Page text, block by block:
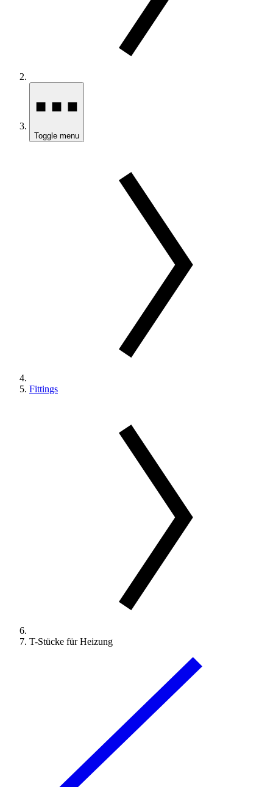
Toggle menu
Fittings
T-Stücke für Heizung